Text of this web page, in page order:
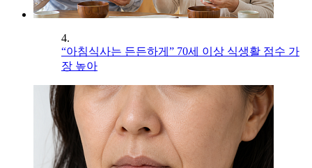
4.
“아침식사는 든든하게” 70세 이상 식생활 점수 가
장 높아